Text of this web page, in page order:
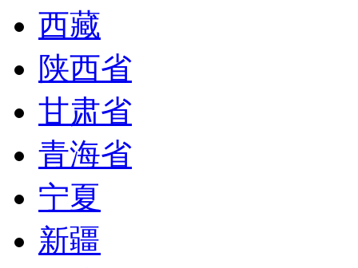
西藏
陕西省
甘肃省
青海省
宁夏
新疆